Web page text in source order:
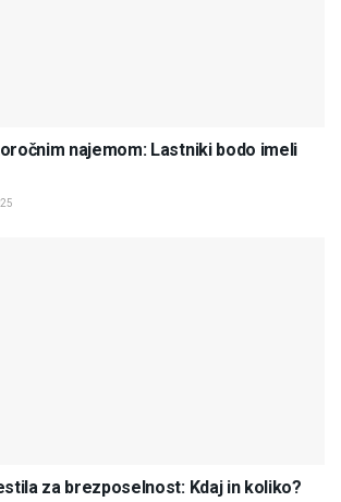
najemom: Lastniki bodo imeli
za brezposelnost: Kdaj in koliko?